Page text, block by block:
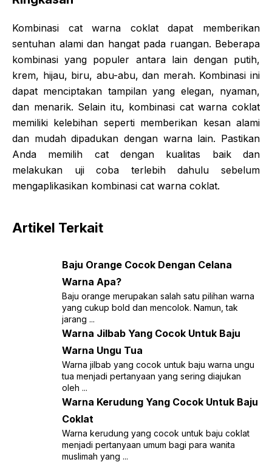
Kombinasi cat warna coklat dapat memberikan
sentuhan alami dan hangat pada ruangan. Beberapa
kombinasi yang populer antara lain dengan putih,
krem, hijau, biru, abu-abu, dan merah. Kombinasi ini
dapat menciptakan tampilan yang elegan, nyaman,
dan menarik. Selain itu, kombinasi cat warna coklat
memiliki kelebihan seperti memberikan kesan alami
dan mudah dipadukan dengan warna lain. Pastikan
Anda memilih cat dengan kualitas baik dan
melakukan uji coba terlebih dahulu sebelum
mengaplikasikan kombinasi cat warna coklat.
Artikel Terkait
Baju Orange Cocok Dengan Celana
Warna Apa?
Baju orange merupakan salah satu pilihan warna
yang cukup bold dan mencolok. Namun, tak
jarang ...
Warna Jilbab Yang Cocok Untuk Baju
Warna Ungu Tua
Warna jilbab yang cocok untuk baju warna ungu
tua menjadi pertanyaan yang sering diajukan
oleh ...
Warna Kerudung Yang Cocok Untuk Baju
Coklat
Warna kerudung yang cocok untuk baju coklat
menjadi pertanyaan umum bagi para wanita
muslimah yang ...